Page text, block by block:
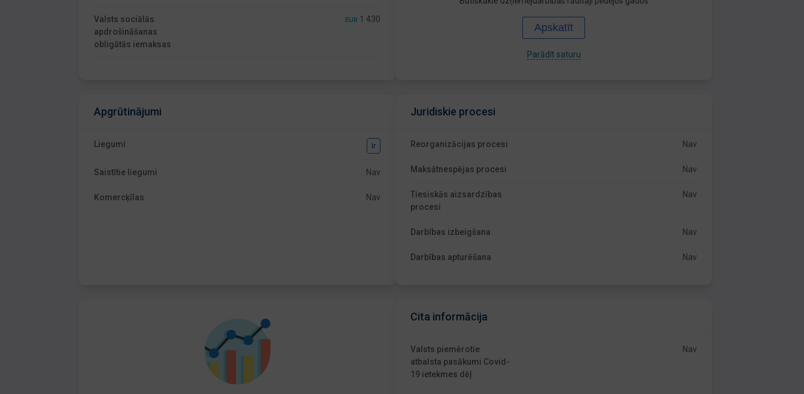
Valsts sociālās
apdrošināšanas
obligātās iemaksas
EUR 1 430
Apskatīt
Parādīt saturu
Apgrūtinājumi
Liegumi Ir
Saistītie liegumi Nav
Komercķīlas Nav
Juridiskie procesi
Reorganizācijas procesi Nav
Maksātnespējas procesi Nav
Tiesiskās aizsardzības
procesi
Nav
Darbības izbeigšana Nav
Darbības apturēšana Nav
Cita informācija
Valsts piemērotie
atbalsta pasākumi Covid-
19 ietekmes dēļ
Nav